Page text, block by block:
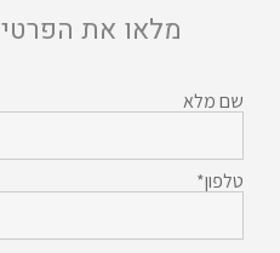
מלאו את
שם מלא
טלפון*